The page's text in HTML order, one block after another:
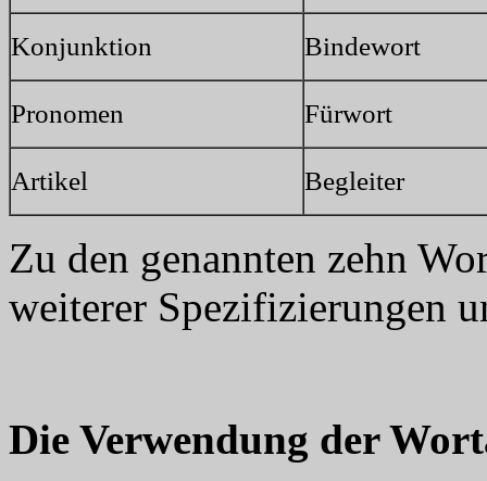
Konjunktion Bindewort
Pronomen Fürwort
Artikel Begleiter
Zu den genannten zehn
weiterer Spezifizierungen
Die Verwendung der